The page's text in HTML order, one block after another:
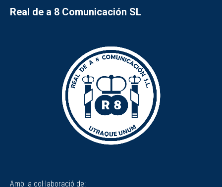
Real de a 8 Comunicación SL
Amb la col·laboració de: